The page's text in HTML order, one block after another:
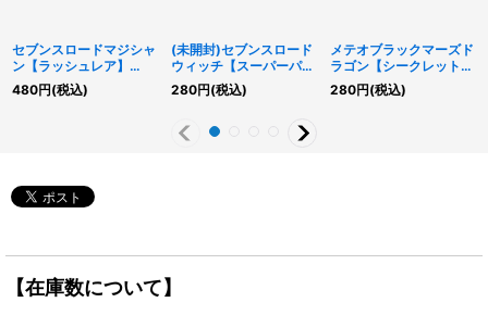
セブンスロードマジシャ
ン【ラッシュレア】
{RD/KP01-JP023}
《RDモンスター》
480円(税込)
(未開封)セブンスロード
ウィッチ【スーパーパラ
レル】{RD/VS01-
JP001}《RDモンスタ
280円(税込)
メテオブラックマーズド
ラゴン【シークレット】
{RD/KP15-JP048}
《RDフュージョン》
280円(税込)
【在庫数について】